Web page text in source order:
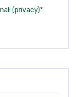
(privacy)*